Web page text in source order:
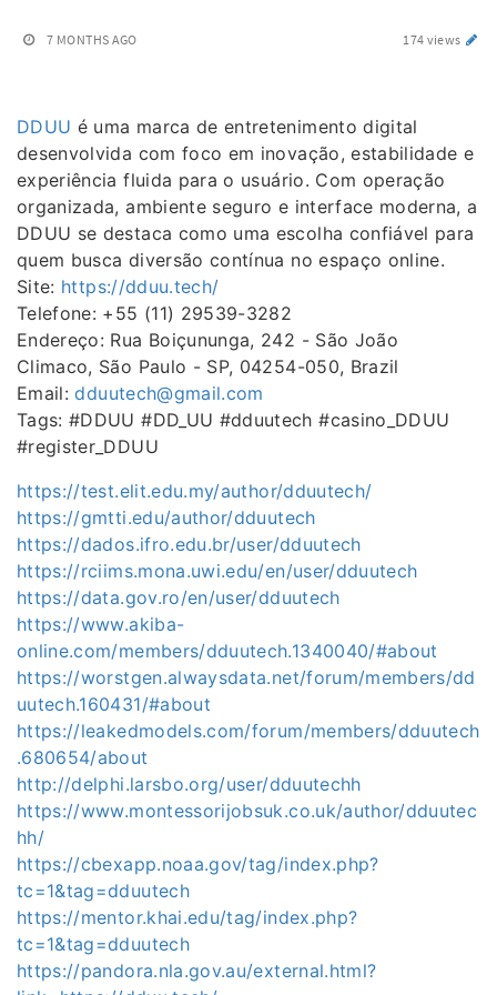
7 MONTHS AGO 174 views
DDUU é uma marca de entretenimento digital
desenvolvida com foco em inovação, estabilidade e
experiência fluida para o usuário. Com operação
organizada, ambiente seguro e interface moderna, a
DDUU se destaca como uma escolha confiável para
quem busca diversão contínua no espaço online.
Site: https://dduu.tech/
Telefone: +55 (11) 29539-3282
Endereço: Rua Boiçununga, 242 - São João
Climaco, São Paulo - SP, 04254-050, Brazil
Email:dduutech@gmail.com
Tags: #DDUU #DD_UU #dduutech #casino_DDUU
#register_DDUU
https://test.elit.edu.my/author/dduutech/
https://gmtti.edu/author/dduutech
https://dados.ifro.edu.br/user/dduutech
https://rciims.mona.uwi.edu/en/user/dduutech
https://data.gov.ro/en/user/dduutech
https://www.akiba-
online.com/members/dduutech.1340040/#about
https://worstgen.alwaysdata.net/forum/members/dd
uutech.160431/#about
https://leakedmodels.com/forum/members/dduutech
.680654/about
http://delphi.larsbo.org/user/dduutechh
https://www.montessorijobsuk.co.uk/author/dduutec
hh/
https://cbexapp.noaa.gov/tag/index.php?
tc=1&tag=dduutech
https://mentor.khai.edu/tag/index.php?
tc=1&tag=dduutech
https://pandora.nla.gov.au/external.html?